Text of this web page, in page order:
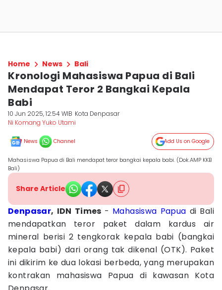
Home News Bali
Kronologi Mahasiswa Papua di Bali
Mendapat Teror 2 Bangkai Kepala
Babi
10 Jun 2025, 12:54 WIB Kota Denpasar
Ni Komang Yuko Utami
News Channel Add Us on Google
Mahasiswa Papua di Bali mendapat teror bangkai kepala babi. (Dok.AMP KKB
Bali)
Share Article
Denpasar, IDN Times - Mahasiswa Papua di Bali
mendapatkan teror paket dalam kardus air
mineral berisi 2 tengkorak kepala babi (bangkai
kepala babi) dari orang tak dikenal (OTK). Paket
ini dikirim ke dua lokasi berbeda, yang merupakan
kontrakan mahasiswa Papua di kawasan Kota